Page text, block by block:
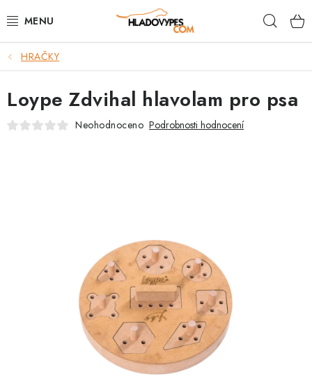
na
POTŘEBY PRO PSY
TAMI PŘEPRAVNÍ BOXY
SPORT SE PSEM
VĚRNOSTNÍ PROGRAM
HRAČKY
Loype Zdvihal hlavolam pro psa
Neohodnoceno Podrobnosti hodnocení